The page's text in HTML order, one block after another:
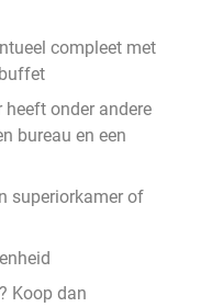
compleet met
onder andere
bureau en een
superiorkamer of
Koop dan